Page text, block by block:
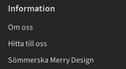
Information
Om oss
Hitta till oss
Sömmerska Merry Design